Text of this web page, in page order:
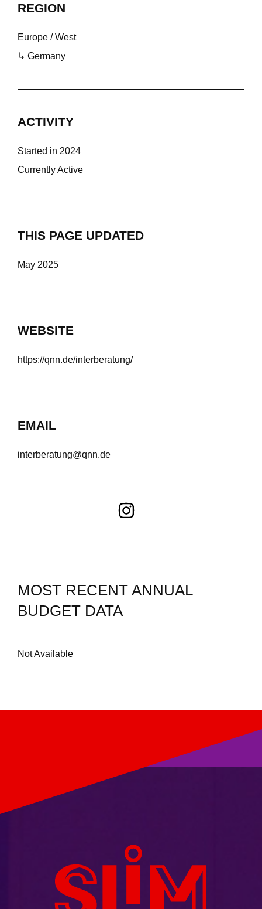
REGION
Europe / West
↳ Germany
ACTIVITY
Started in 2024
Currently Active
THIS PAGE UPDATED
May 2025
WEBSITE
https://qnn.de/interberatung/
EMAIL
interberatung@qnn.de
MOST RECENT ANNUAL
BUDGET DATA
Not Available